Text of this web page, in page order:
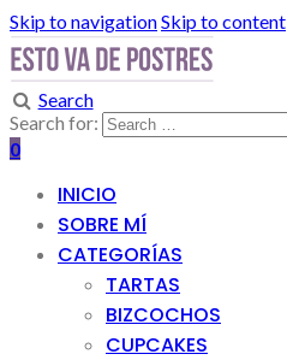
Skip to navigationSkip to content
Search
Search for:
0
INICIO
SOBRE MÍ
CATEGORÍAS
TARTAS
BIZCOCHOS
CUPCAKES